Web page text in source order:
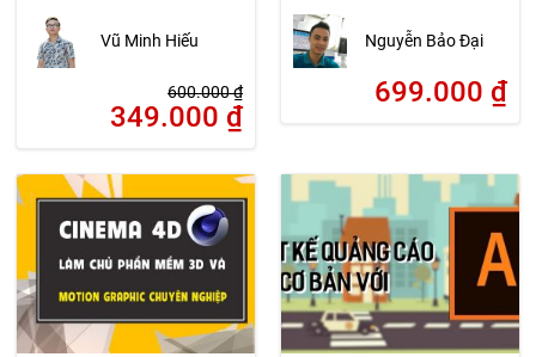
Vũ Minh Hiếu
600.000₫
349.000 ₫
bằng Sketchup – cơ bản
Nguyễn Bảo Đại
699.000 ₫